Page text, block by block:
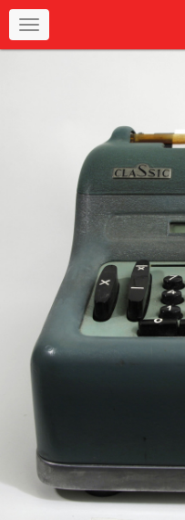
Navigation